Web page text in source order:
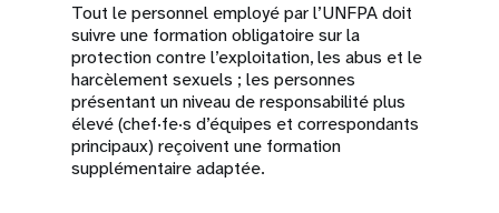
Tout le personnel employé par l’UNFPA doit
suivre une formation obligatoire sur la
protection contre l’exploitation, les abus et le
harcèlement sexuels ; les personnes
présentant un niveau de responsabilité plus
élevé (chef·fe·s d’équipes et correspondants
principaux) reçoivent une formation
supplémentaire adaptée.